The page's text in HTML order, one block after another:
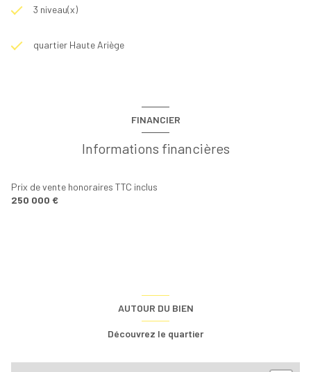
3 niveau(x)
quartier Haute Ariège
FINANCIER
Informations financières
Prix de vente honoraires TTC inclus
250 000 €
AUTOUR DU BIEN
Découvrez le quartier